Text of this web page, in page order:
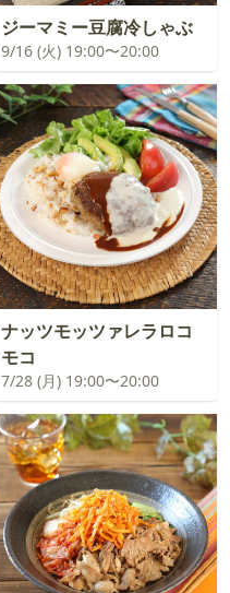
ジーマミー豆腐冷しゃぶ
9/16 (火) 19:00〜20:00
ナッツモッツァレラロコ
モコ
7/28 (月) 19:00〜20:00